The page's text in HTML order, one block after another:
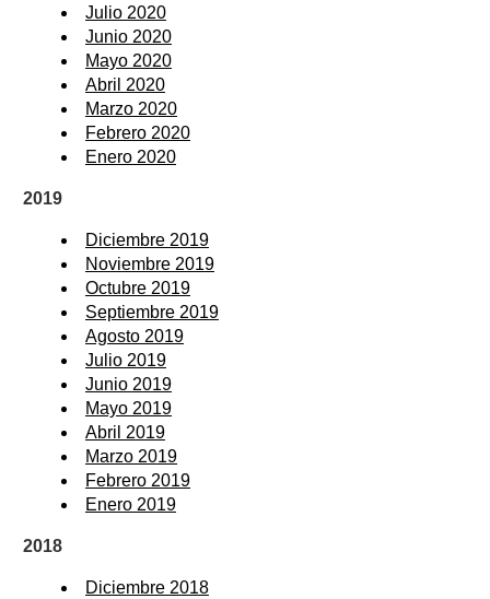
Julio 2020
Junio 2020
Mayo 2020
Abril 2020
Marzo 2020
Febrero 2020
Enero 2020
2019
Diciembre 2019
Noviembre 2019
Octubre 2019
Septiembre 2019
Agosto 2019
Julio 2019
Junio 2019
Mayo 2019
Abril 2019
Marzo 2019
Febrero 2019
Enero 2019
2018
Diciembre 2018